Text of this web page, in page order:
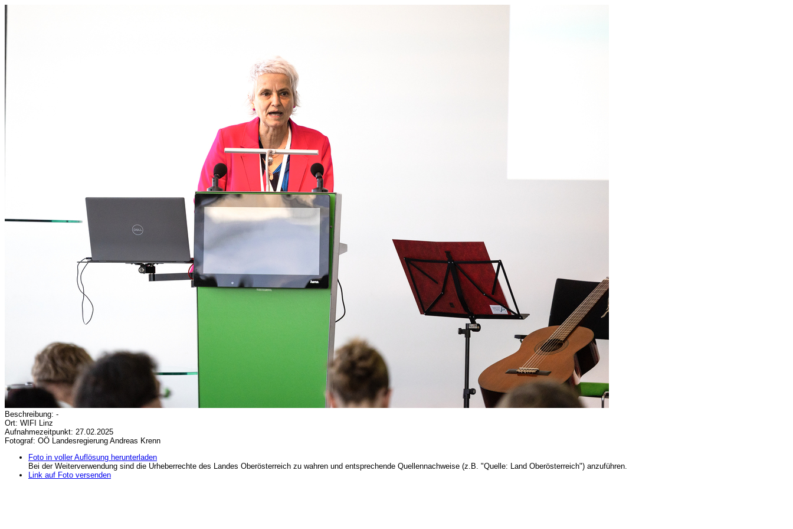
Beschreibung: -
Ort: WIFI Linz
Aufnahmezeitpunkt: 27.02.2025
Fotograf: OÖ Landesregierung Andreas Krenn
Foto in voller Auflösung herunterladen
Bei der Weiterverwendung sind die Urheberrechte des Landes Oberösterreich zu wahren und entsprechende Quellennachweise (z.B. "Quelle: Land Oberösterreich") anzuführen.
Link auf Foto versenden